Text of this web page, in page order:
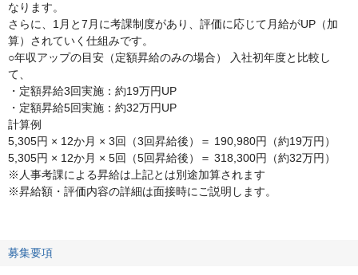
なります。
さらに、1月と7月に考課制度があり、評価に応じて月給がUP（加
算）されていく仕組みです。
○年収アップの目安（定額昇給のみの場合） 入社初年度と比較し
て、
・定額昇給3回実施：約19万円UP
・定額昇給5回実施：約32万円UP
計算例
5,305円 × 12か月 × 3回（3回昇給後）＝ 190,980円（約19万円）
5,305円 × 12か月 × 5回（5回昇給後）＝ 318,300円（約32万円）
※人事考課による昇給は上記とは別途加算されます
※昇給額・評価内容の詳細は面接時にご説明します。
募集要項